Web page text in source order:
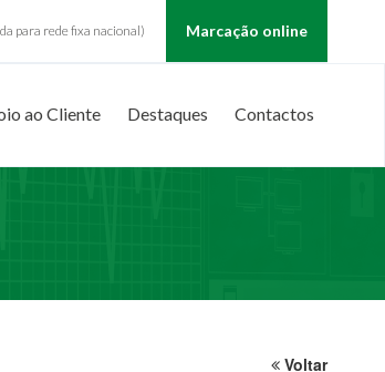
para rede fixa nacional) Marcação online
ao Cliente Destaques Contactos
Voltar